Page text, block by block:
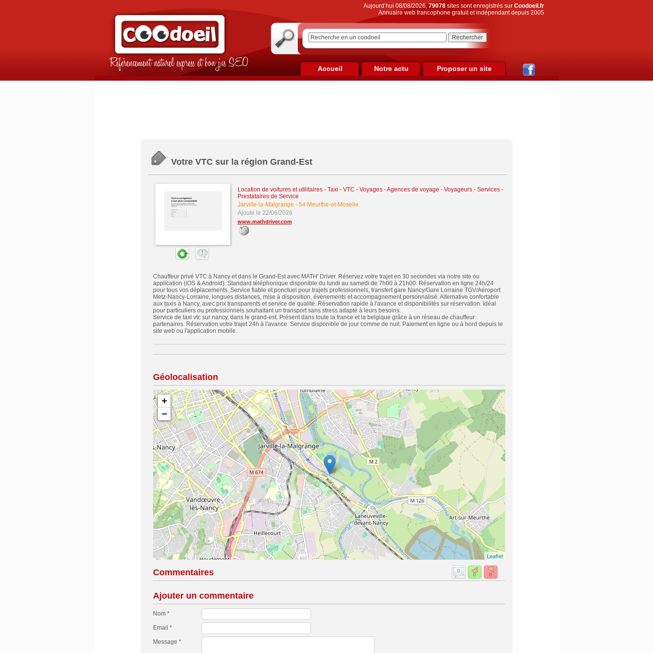
Référencement naturel express et bon jus SEO
Aujourd’hui 08/08/2026,79078sites sont enregistrés sur Coodoeil.fr
Annuaire web francophone gratuit et indépendant depuis 2005
Accueil Notre actu Proposer un site
Votre VTC sur la région Grand-Est
Location de voitures et utilitaires - Taxi - VTC - Voyages - Agences de voyage - Voyageurs- Services -
Prestataires de Service
Jarville-la-Malgrange - 54 Meurthe-et-Moselle
Ajouté le 22/06/2026
www.mathdriver.com
Chauffeur privé VTC à Nancy et dans le Grand-Est avec MATH' Driver. Réservez votre trajet en 30 secondes via notre site ou
application (iOS & Android). Standard téléphonique disponible du lundi au samedi de 7h00 à 21h00. Réservation en ligne 24h/24
pour tous vos déplacements. Service fiable et ponctuel pour trajets professionnels, transfert gare Nancy/Gare Lorraine TGV/Aéroport
Metz-Nancy-Lorraine, longues distances, mise à disposition, événements et accompagnement personnalisé. Alternative confortable
aux taxis à Nancy, avec prix transparents et service de qualité. Réservation rapide à l'avance et disponibilités sur réservation. Idéal
pour particuliers ou professionnels souhaitant un transport sans stress adapté à leurs besoins.
Service de taxi vtc sur nancy, dans le grand-est. Présent dans toute la france et la belgique grâce à un réseau de chauffeur
partenaires. Réservation votre trajet 24h à l'avance. Service disponible de jour comme de nuit. Paiement en ligne ou à bord depuis le
site web ou l'application mobile.
Géolocalisation
+
−
Leaflet
Commentaires
0
0
0
Ajouter un commentaire
Nom *
Email *
Message *